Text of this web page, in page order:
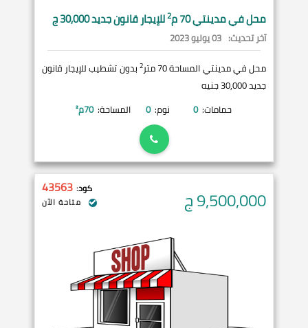
محل فيمدينتي70 م 2للإيجار قانون جديد 30,000 ج
آخر تحديث: 03 يوليو 2023
محل في مدينتي المساحة 70 متر
2 بدون تشطيب للإيجار قانون
جديد 30,000 جنيه
حمامات: 0 نوم: 0 المساحة: 70م²
9,500,000ج كود: 43563
متاحة الآن